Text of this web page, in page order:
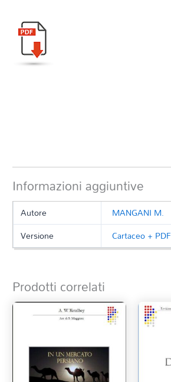
Informazioni aggiuntive
Autore
MANGANI M.
Versione
Cartaceo + PDF
Prodotti correlati